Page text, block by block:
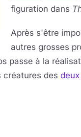
figuration dans
Après s'être
autres grosses
passe à la
créatures des